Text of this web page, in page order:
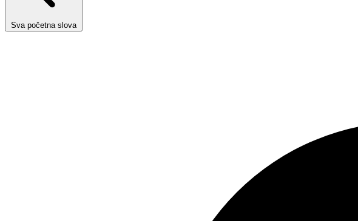
Sva početna slova